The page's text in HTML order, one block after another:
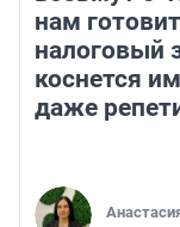
нам
налоговый
коснется
даже